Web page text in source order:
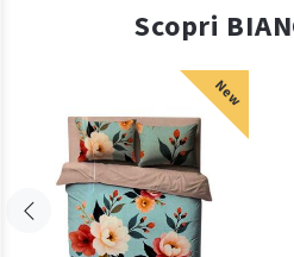
Scopri
New